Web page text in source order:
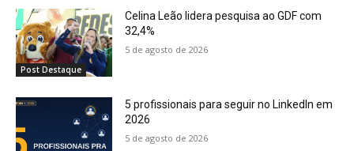
Post Destaque
Celina Leão lidera pesquisa ao GDF com
32,4%
5 de agosto de 2026
5 profissionais para seguir no LinkedIn em
2026
5 de agosto de 2026